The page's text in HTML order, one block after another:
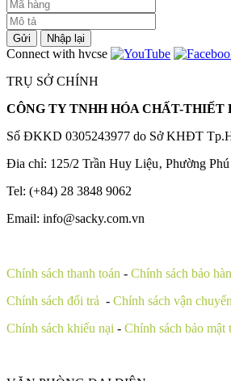
Gửi Nhập lại
Connect with hvcse
TRỤ SỞ CHÍNH
CÔNG TY TNHH HÓA CHẤT-
Số ĐKKD 0305243977 do Sở KHĐT
Đia chỉ: 125/2 Trần Huy Liệu‚ Phường
Tel: (+84) 28 3848 9062
Email: info@sacky.com.vn
Chính sách thanh toán - Chính sách bảo
Chính sách đổi trả - Chính sách vận
Chính sách khiếu nại - Chính sách bảo mật